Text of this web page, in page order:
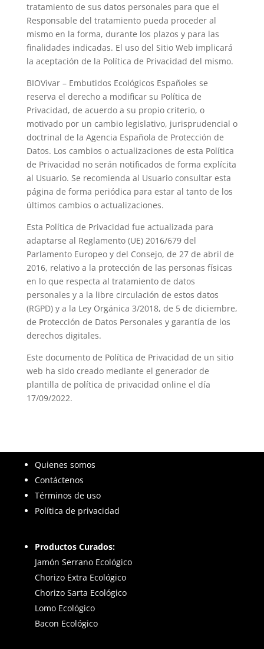
tratamiento de sus datos personales para que el
Responsable del tratamiento pueda proceder al
mismo en la forma, durante los plazos y para las
finalidades indicadas. El uso del Sitio Web implicará
la aceptación de la Política de Privacidad del mismo.
BIOVivar – Embutidos Ecológicos Españoles se
reserva el derecho a modificar su Política de
Privacidad, de acuerdo a su propio criterio, o
motivado por un cambio legislativo, jurisprudencial o
doctrinal de la Agencia Española de Protección de
Datos. Los cambios o actualizaciones de esta Política
de Privacidad no serán notificados de forma explícita
al Usuario. Se recomienda al Usuario consultar esta
página de forma periódica para estar al tanto de los
últimos cambios o actualizaciones.
Esta Política de Privacidad fue actualizada para
adaptarse al Reglamento (UE) 2016/679 del
Parlamento Europeo y del Consejo, de 27 de abril de
2016, relativo a la protección de las personas físicas
en lo que respecta al tratamiento de datos
personales y a la libre circulación de estos datos
(RGPD) y a la Ley Orgánica 3/2018, de 5 de diciembre,
de Protección de Datos Personales y garantía de los
derechos digitales.
Este documento de Política de Privacidad de un sitio
web ha sido creado mediante el generador de
plantilla de política de privacidad online el día
17/09/2022.
Quienes somos
Contáctenos
Términos de uso
Política de privacidad
Productos Curados:
Jamón Serrano Ecológico
Chorizo Extra Ecológico
Chorizo Sarta Ecológico
Lomo Ecológico
Bacon Ecológico